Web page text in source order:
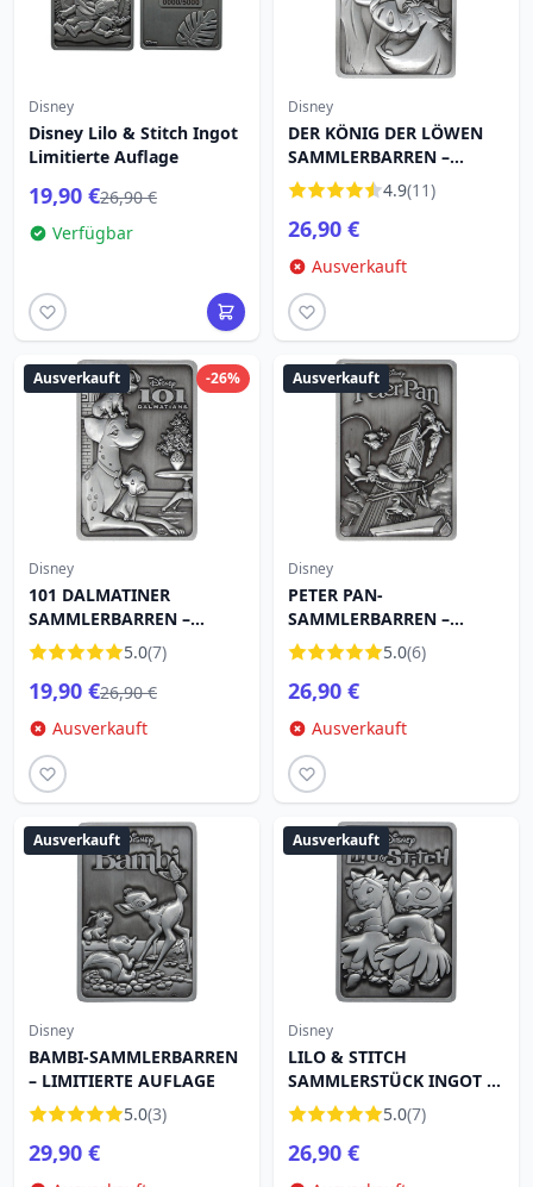
Disney
Disney Lilo & Stitch Ingot
Limitierte Auflage
19,90 €26,90 €
Verfügbar
Disney
DER KÖNIG DER LÖWEN
SAMMLERBARREN –
LIMITIERTE AUFLAGE
4.9(11)
26,90 €
Ausverkauft
-26%
Ausverkauft
Disney
101 DALMATINER
SAMMLERBARREN –
LIMITIERTE AUFLAGE
5.0(7)
19,90 €26,90 €
Ausverkauft
Ausverkauft
Disney
PETER PAN-
SAMMLERBARREN –
LIMITIERTE AUFLAGE
5.0(6)
26,90 €
Ausverkauft
Ausverkauft
Disney
BAMBI-SAMMLERBARREN
– LIMITIERTE AUFLAGE
5.0(3)
29,90 €
Ausverkauft
Disney
LILO & STITCH
SAMMLERSTÜCK INGOT –
LIMITIERTE AUFLAGE
5.0(7)
26,90 €